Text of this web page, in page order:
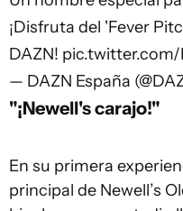
¡Disfruta del 'Fever
DAZN! pic.twitter.com/
— DAZN España
"¡Newell's carajo!"
En su primera
principal de Newell’s